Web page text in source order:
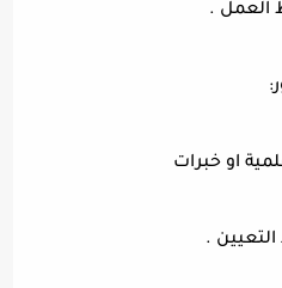
العمل .
او خبرات
.